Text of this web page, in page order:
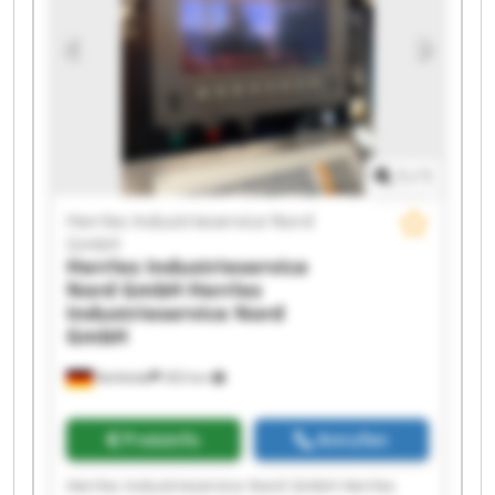
Rehfelde 303 km
Herrles Industrieservice Nord
Herrles Industrieservice
Nord GmbHHerrles
Industrieservice Nord
GmbH
Preisinfo Anrufen
Herrles Industrieservice Nord GmbH Herrles